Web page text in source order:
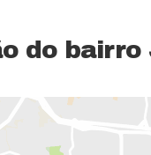
do